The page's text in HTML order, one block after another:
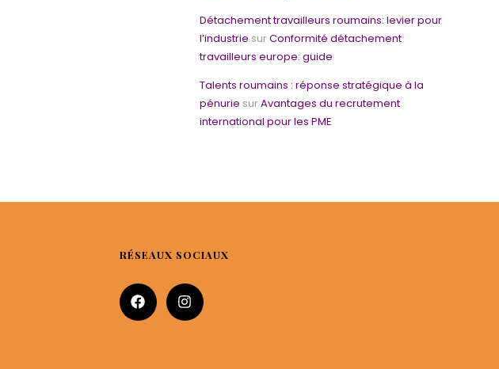
Détachement travailleurs roumains: levier pour
l’industrie surConformité détachement
travailleurs europe: guide
Talents roumains : réponse stratégique à la
pénurie surAvantages du recrutement
international pour les PME
RÉSEAUX SOCIAUX